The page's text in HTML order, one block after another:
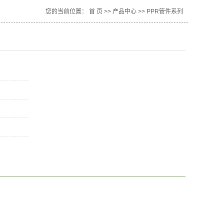
您的当前位置： 首 页 >> 产品中心 >> PPR管件系列